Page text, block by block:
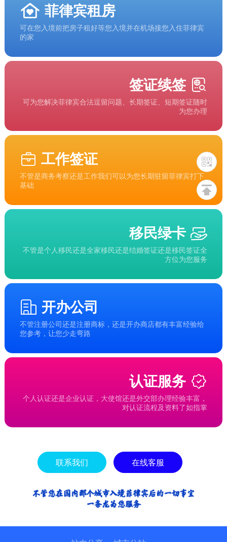
菲律宾租房
可在您入境前把房子租好等您入境并在机场接您入住菲律宾
的家
签证续签
可为您解决菲律宾合法逗留问题、长期签证、短期签证随时
为您办理
工作签证
不管是商务考察还是工作我们可以为您长期驻留菲律宾打下
基础
移民绿卡
不管是个人移民还是全家移民还是结婚签证还是移民签证全
方位为您服务
开办公司
不管注册公司还是注册商标，还是开办商店都有丰富经验给
您参考，让您少走弯路
认证服务
个人认证还是企业认证，大使馆还是外交部办理经验丰富，
对认证流程及资料了如指掌
联系我们 在线客服